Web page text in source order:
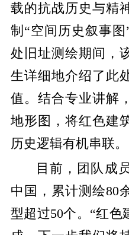
载的抗战历史与精
制“空间历史叙事
处旧址测绘期间，
生详细地介绍了此
值。结合专业讲解
地形图，将红色建
历史逻辑有机串联。
目前，团队成
中国，累计测绘80
型超过50个。“红色